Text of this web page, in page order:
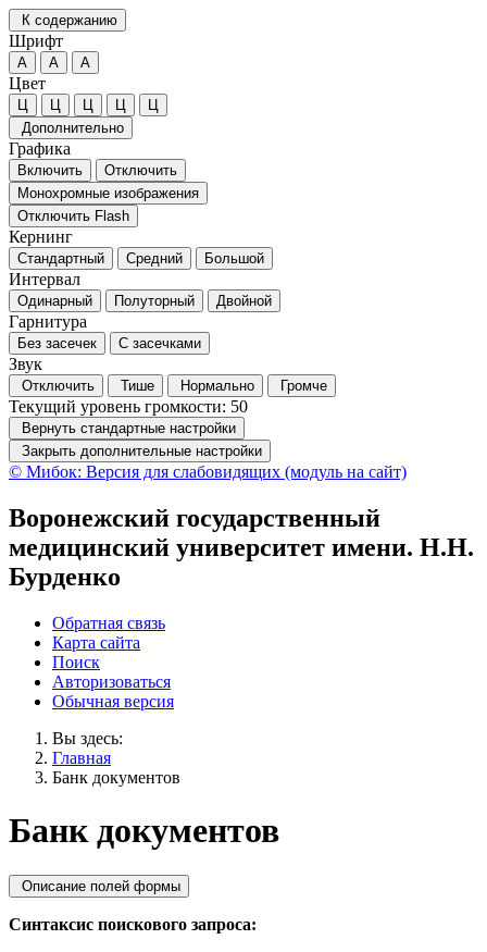
К содержанию
Шрифт
А А А
Цвет
Ц Ц Ц Ц
Ц
Дополнительно
Графика
Включить
Отключить
Монохромные изображения
Отключить Flash
Кернинг
Стандартный Средний Большой
Интервал
Одинарный Полуторный Двойной
Гарнитура
Без засечек С засечками
Звук
Отключить Тише Нормально Громче
Текущий уровень громкости: 50
Вернуть стандартные настройки
Закрыть дополнительные настройки
© Мибок: Версия для слабовидящих (модуль на сайт)
Воронежский государственный
медицинский университет имени. Н.Н.
Бурденко
Обратная связь
Карта сайта
Поиск
Авторизоваться
Обычная версия
Вы здесь:
Главная
Банк документов
Банк документов
Описание полей формы
Синтаксис поискового запроса: